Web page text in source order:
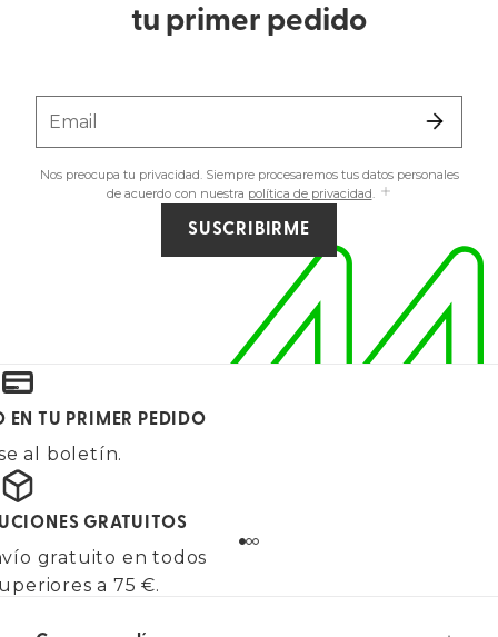
tu primer pedido
Email
Nos preocupa tu privacidad. Siempre procesaremos tus datos personales
de acuerdo con nuestra política de privacidad.
SUSCRIBIRME
EN TU PRIMER PEDIDO
al boletín.
GRATUITOS
gratuito en todos
a 75 €.